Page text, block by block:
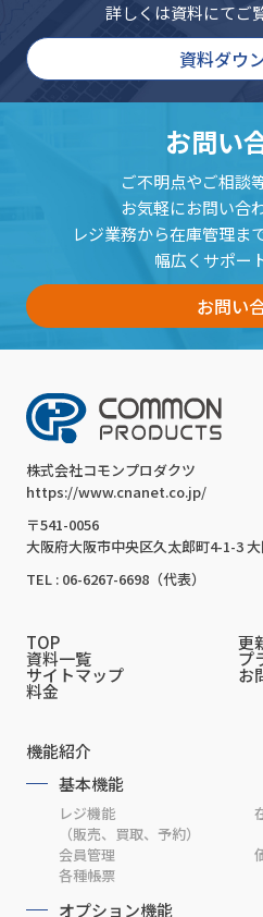
詳しくは資料にてご
資料ダウ
お問い
ご不明点やご相談
お気軽にお問い合
レジ業務から在庫管理ま
幅広くサポー
お問い
株式会社コモンプロダクツ
https://www.cnanet.co.jp/
〒541-0056
大阪府大阪市中央区久太郎町4-1-3
TEL : 06-6267-6698（代表）
TOP 更
資料一覧 プ
サイトマップ お
料金
機能紹介
基本機能
レジ機能
（販売、買取、予約）
会員管理
各種帳票
オプション機能